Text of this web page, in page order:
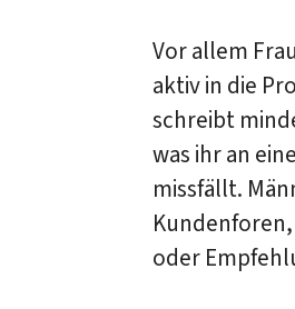
Vor allem
aktiv in die
schreibt
was ihr an
missfällt.
oder